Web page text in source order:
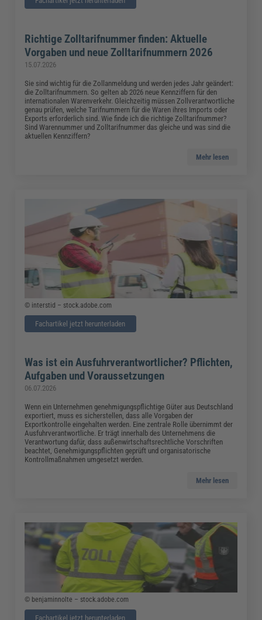
Richtige Zolltarifnummer finden: Aktuelle
Vorgaben und neue Zolltarifnummern 2026
15.07.2026
Sie sind wichtig für die Zollanmeldung und werden jedes Jahr geändert:
die Zolltarifnummern. So gelten ab 2026 neue Kennziffern für den
internationalen Warenverkehr. Gleichzeitig müssen Zollverantwortliche
genau prüfen, welche Tarifnummern für die Waren ihres Imports oder
Exports erforderlich sind. Wie finde ich die richtige Zolltarifnummer?
Sind Warennummer und Zolltarifnummer das gleiche und was sind die
aktuellen Kennziffern?
Mehr lesen
© interstid – stock.adobe.com
Fachartikel jetzt herunterladen
Was ist ein Ausfuhrverantwortlicher? Pflichten,
Aufgaben und Voraussetzungen
06.07.2026
Wenn ein Unternehmen genehmigungspflichtige Güter aus Deutschland
exportiert, muss es sicherstellen, dass alle Vorgaben der
Exportkontrolle eingehalten werden. Eine zentrale Rolle übernimmt der
Ausfuhrverantwortliche. Er trägt innerhalb des Unternehmens die
Verantwortung dafür, dass außenwirtschaftsrechtliche Vorschriften
beachtet, Genehmigungspflichten geprüft und organisatorische
Kontrollmaßnahmen umgesetzt werden.
Mehr lesen
© benjaminnolte – stock.adobe.com
Fachartikel jetzt herunterladen